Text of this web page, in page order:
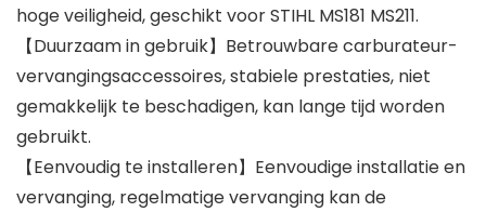
hoge veiligheid, geschikt voor STIHL MS181 MS211.
【Duurzaam in gebruik】Betrouwbare carburateur-
vervangingsaccessoires, stabiele prestaties, niet
gemakkelijk te beschadigen, kan lange tijd worden
gebruikt.
【Eenvoudig te installeren】Eenvoudige installatie en
vervanging, regelmatige vervanging kan de